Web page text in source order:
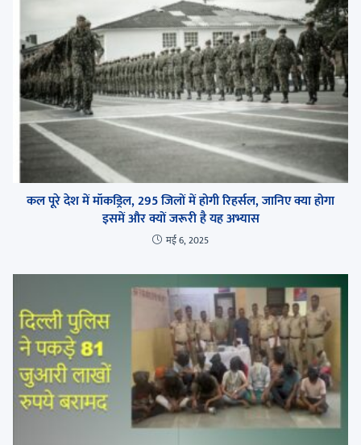
कल पूरे देश में मॉकड्रिल, 295 जिलों में होगी रिहर्सल, जानिए क्या होगा
इसमें और क्यों जरूरी है यह अभ्यास
मई 6, 2025